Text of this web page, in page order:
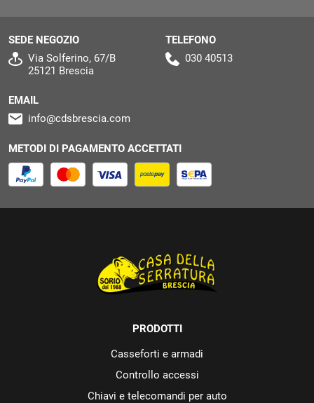
SEDE NEGOZIO
Via Solferino, 67/B
25121 Brescia
TELEFONO
030 40513
EMAIL
info@cdsbrescia.com
METODI DI PAGAMENTO ACCETTATI
PRODOTTI
Casseforti e armadi
Controllo accessi
Chiavi e telecomandi per auto